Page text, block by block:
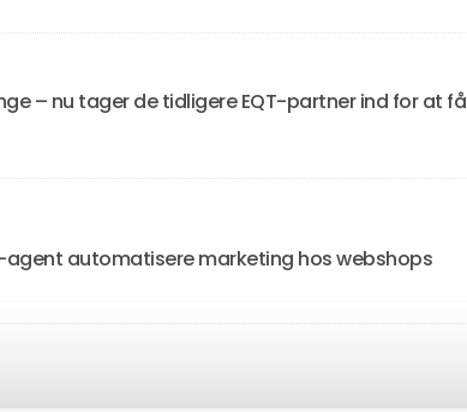
– nu tager de tidligere EQT-partner ind for at få
agent automatisere marketing hos webshops